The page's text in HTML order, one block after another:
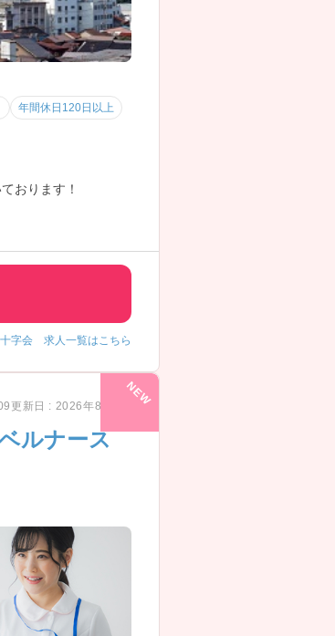
年間休日120日以上
おります！
十字会 求人一覧はこちら
更新日 : 2026年8月7日
ルナース